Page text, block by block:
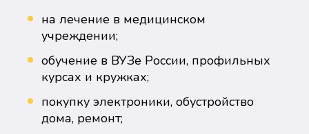
на лечение в медицинском
учреждении;
обучение в ВУЗе России, профильных
курсах и кружках;
покупку электроники, обустройство
дома, ремонт;